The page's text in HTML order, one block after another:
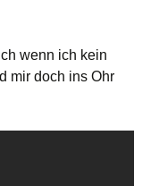
wenn ich kein
mir doch ins Ohr